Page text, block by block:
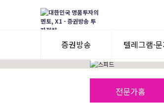
증권방송
수익률뽐내기
텔레그램·
3일 무료체
전문가홈